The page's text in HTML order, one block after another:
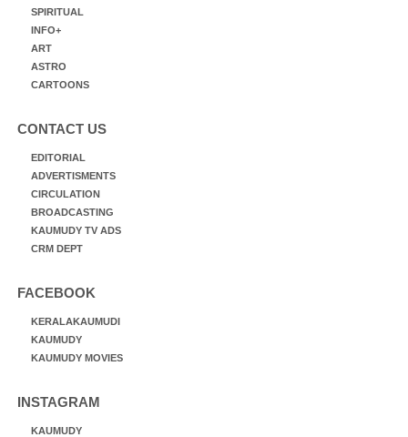
SPIRITUAL
INFO+
ART
ASTRO
CARTOONS
CONTACT US
EDITORIAL
ADVERTISMENTS
CIRCULATION
BROADCASTING
KAUMUDY TV ADS
CRM DEPT
FACEBOOK
KERALAKAUMUDI
KAUMUDY
KAUMUDY MOVIES
INSTAGRAM
KAUMUDY